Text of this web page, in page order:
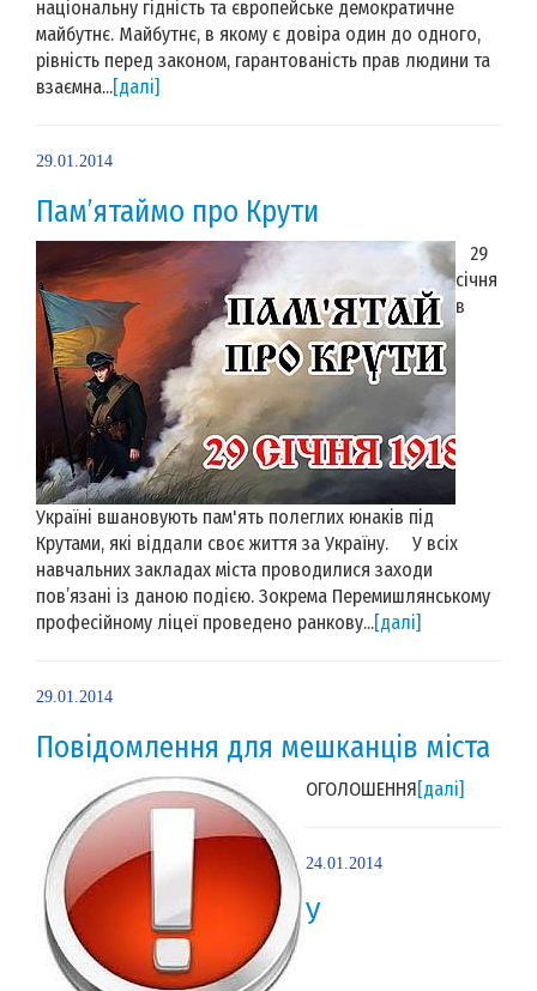
національну гідність та європейське демократичне
майбутнє. Майбутнє, в якому є довіра один до одного,
рівність перед законом, гарантованість прав людини та
взаємна...[далі]
29.01.2014
Пам’ятаймо про Крути
29
січня
в
Україні вшановують пам'ять полеглих юнаків під
Крутами, які віддали своє життя за Україну. У всіх
навчальних закладах міста проводилися заходи
пов’язані із даною подією. Зокрема Перемишлянському
професійному ліцеї проведено ранкову...[далі]
29.01.2014
Повідомлення для мешканців міста
ОГОЛОШЕННЯ[далі]
24.01.2014
У